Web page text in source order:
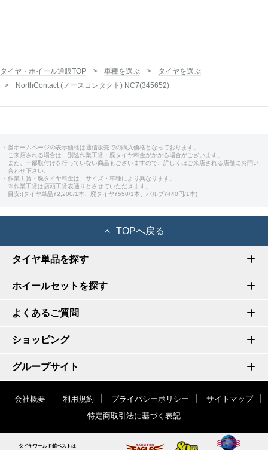
タイヤ・ホイール通販TOP 車種を選ぶ
タイヤを選ぶ
NorthContact (ノースコンタクト) NC7(345652)
・当ホームページの表示価格は通信販売での購入価格となっております。
ご来店される場合は、別途作業工賃・廃タイヤ料金がかかる場合がございます。
また、一部取付けを行っていない商品もございますので、詳しくはご来店される店舗にお問い
合わせ下さい。
・作業工賃・廃タイヤ料金は、サイズ・車種により異なります。
※作業工賃は店頭工賃表通りとさせていただきます。
目安:(タイヤ単品¥2,200/1本、廃タイヤ¥550/1本、バルブ¥440円/1本)
TOPへ戻る
タイヤ単品を探す
ホイールセットを探す
よくあるご質問
ショッピング
グループサイト
会社概要 利用規約 プライバシーポリシー
サイトマップ
特定商取引法に基づく表記
タイヤワールド館ベストは